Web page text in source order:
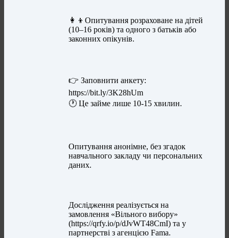
👩‍👦Опитування розраховане на дітей
(10–16 років) та одного з батьків або
законних опікунів.
👉 Заповнити анкету:
https://bit.ly/3K28hUm
🕐 Це займе лише 10-15 хвилин.
Опитування анонімне, без згадок
навчального закладу чи персональних
даних.
Дослідження реалізується на
замовлення «Вільного вибору»
(https://qrfy.io/p/dJvWT48CmI) та у
партнерстві з агенцією Fama.